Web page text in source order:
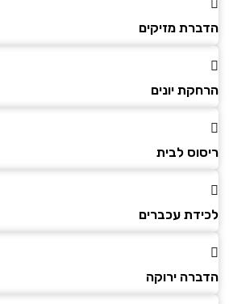
הדברת מזיקים
הרחקת יונים
ריסוס לבית
לכידת עכברים
הדברה ירוקה